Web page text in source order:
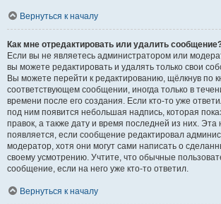
Вернуться к началу
Как мне отредактировать или удалить
Если вы не являетесь администратором или
вы можете редактировать и удалять только свои
Вы можете перейти к редактированию, щёлкнув по
соответствующем сообщении, иногда только в
времени после его создания. Если кто-то уже
под ним появится небольшая надпись, которая
правок, а также дату и время последней из них. Эта
появляется, если сообщение редактировал
модератор, хотя они могут сами написать о
своему усмотрению. Учтите, что обычные
сообщение, если на него уже кто-то ответил.
Вернуться к началу